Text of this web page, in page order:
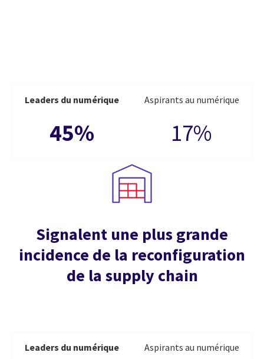
Leaders du numérique
45%
Aspirants au numérique
17%
Signalent une plus grande
incidence de la reconfiguration
de la supply chain
Leaders du numérique Aspirants au numérique